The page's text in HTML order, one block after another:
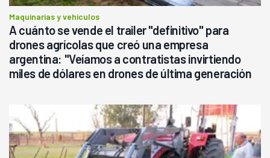
Maquinarias y vehículos
A cuánto se vende el trailer "definitivo" para
drones agrícolas que creó una empresa
argentina: "Veíamos a contratistas invirtiendo
miles de dólares en drones de última generación